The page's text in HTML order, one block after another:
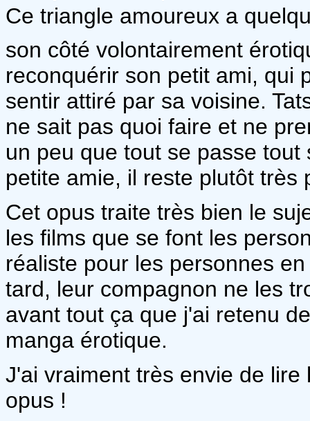
Ce triangle amoureux a
son côté volontairement
reconquérir son petit ami, qui
sentir attiré par sa voisine.
ne sait pas quoi faire et ne
un peu que tout se passe
petite amie, il reste plutôt très
Cet opus traite très bien le
les films que se font les
réaliste pour les personnes
tard, leur compagnon ne les
avant tout ça que j'ai retenu
manga érotique.
J'ai vraiment très envie de
opus !